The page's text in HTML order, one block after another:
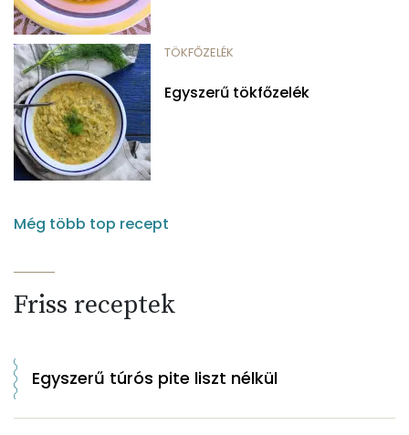
TÖKFŐZELÉK
Egyszerű tökfőzelék
Még több top recept
Friss receptek
Egyszerű túrós pite liszt nélkül